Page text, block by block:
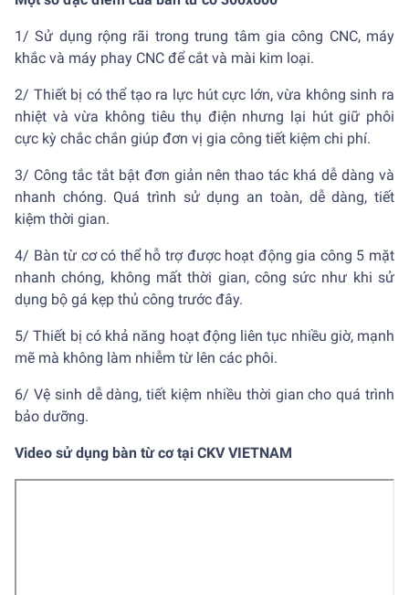
1/ Sử dụng rộng rãi trong trung tâm gia công CNC, máy
khắc và máy phay CNC để cắt và mài kim loại.
2/ Thiết bị có thể tạo ra lực hút cực lớn, vừa không sinh ra
nhiệt và vừa không tiêu thụ điện nhưng lại hút giữ phôi
cực kỳ chắc chắn giúp đơn vị gia công tiết kiệm chi phí.
3/ Công tắc tắt bật đơn giản nên thao tác khá dễ dàng và
nhanh chóng. Quá trình sử dụng an toàn, dễ dàng, tiết
kiệm thời gian.
4/ Bàn từ cơ có thể hỗ trợ được hoạt động gia công 5 mặt
nhanh chóng, không mất thời gian, công sức như khi sử
dụng bộ gá kẹp thủ công trước đây.
5/ Thiết bị có khả năng hoạt động liên tục nhiều giờ, mạnh
mẽ mà không làm nhiễm từ lên các phôi.
6/ Vệ sinh dễ dàng, tiết kiệm nhiều thời gian cho quá trình
bảo dưỡng.
Video sử dụng bàn từ cơ tại CKV VIETNAM